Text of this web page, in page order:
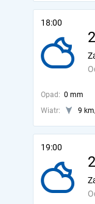
18:00
Opad: 0 mm
Wiatr:
9
19:00